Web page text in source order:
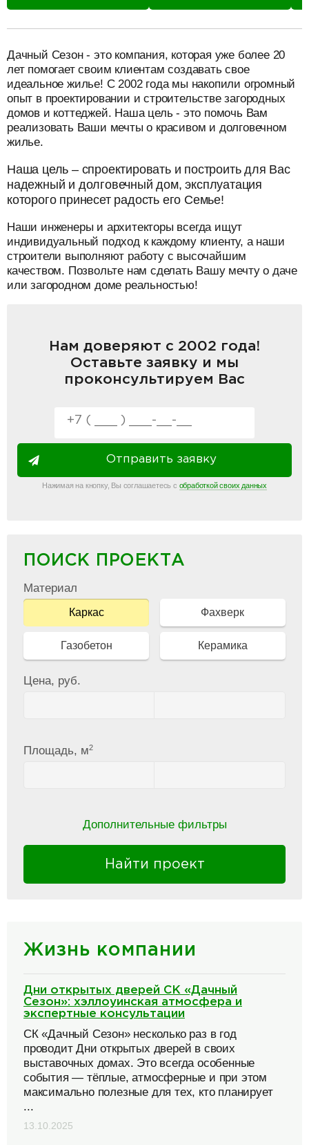
Дачный Сезон - это компания, которая уже более 20
лет помогает своим клиентам создавать свое
идеальное жилье! С 2002 года мы накопили огромный
опыт в проектировании и строительстве загородных
домов и коттеджей. Наша цель - это помочь Вам
реализовать Ваши мечты о красивом и долговечном
жилье.
Наша цель – спроектировать и построить для Вас
надежный и долговечный дом, эксплуатация
которого принесет радость его Семье!
Наши инженеры и архитекторы всегда ищут
индивидуальный подход к каждому клиенту, а наши
строители выполняют работу с высочайшим
качеством. Позвольте нам сделать Вашу мечту о даче
или загородном доме реальностью!
Нам доверяют с 2002 года!
Оставьте заявку и мы
проконсультируем Вас
Отправить заявку
Нажимая на кнопку, Вы соглашаетесь с обработкой своих данных
ПОИСК ПРОЕКТА
Материал
Каркас Фахверк
Газобетон Керамика
Цена, руб.
Площадь, м2
Дополнительные фильтры
Найти проект
Жизнь компании
Дни открытых дверей СК «Дачный
Сезон»: хэллоуинская атмосфера и
экспертные консультации
СК «Дачный Сезон» несколько раз в год
проводит Дни открытых дверей в своих
выставочных домах. Это всегда особенные
события — тёплые, атмосферные и при этом
максимально полезные для тех, кто планирует
...
13.10.2025